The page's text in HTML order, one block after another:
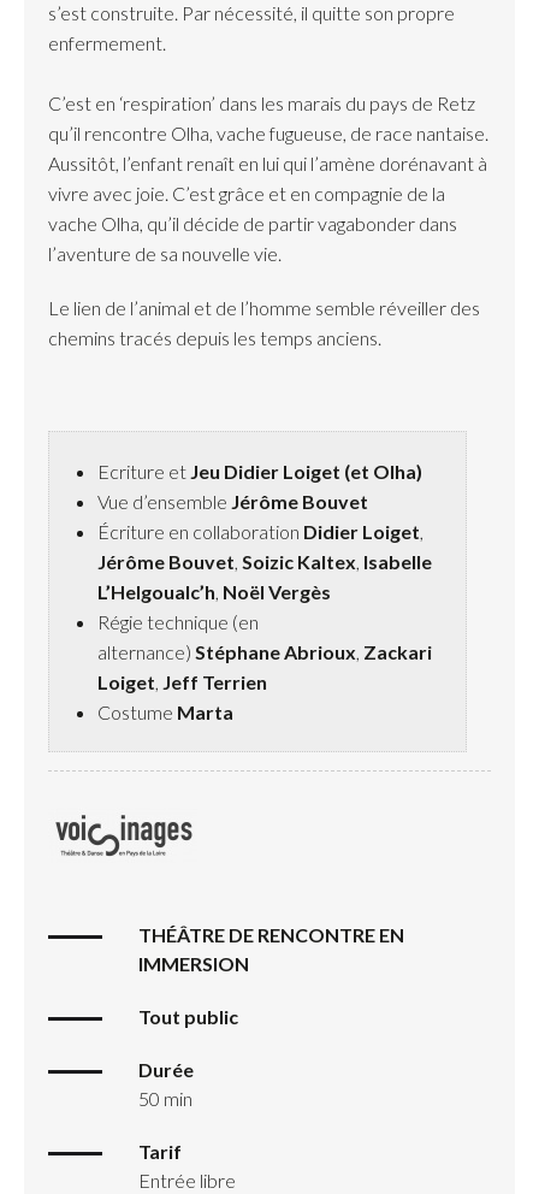
s’est construite. Par nécessité, il quitte son propre
enfermement.
C’est en ‘respiration’ dans les marais du pays de Retz
qu’il rencontre Olha, vache fugueuse, de race nantaise.
Aussitôt, l’enfant renaît en lui qui l’amène dorénavant à
vivre avec joie. C’est grâce et en compagnie de la
vache Olha, qu’il décide de partir vagabonder dans
l’aventure de sa nouvelle vie.
Le lien de l’animal et de l’homme semble réveiller des
chemins tracés depuis les temps anciens.
Ecriture et Jeu Didier Loiget (et Olha)
Vue d’ensemble Jérôme Bouvet
Écriture en collaboration Didier Loiget,
Jérôme Bouvet, Soizic Kaltex, Isabelle
L’Helgoualc’h, Noël Vergès
Régie technique (en
alternance) Stéphane Abrioux, Zackari
Loiget, Jeff Terrien
Costume Marta
THÉÂTRE DE RENCONTRE EN
IMMERSION
Tout public
Durée
50 min
Tarif
Entrée libre